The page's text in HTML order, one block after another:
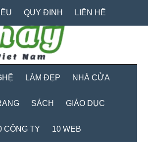
QUY ĐỊNH LIÊN HỆ
LÀM ĐẸP NHÀ CỬA
SÁCH GIÁO DỤC
CÔNG TY 10 WEB